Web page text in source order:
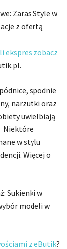
Zaras Style w
z ofertą
ekspres zobacz
spodnie
narzutki oraz
uwielbiają
Niektóre
w stylu
Więcej o
Sukienki w
modeli w
z eButik?